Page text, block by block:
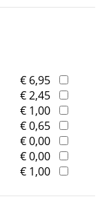
€ 6,95
€ 2,45
€ 1,00
€ 0,65
€ 0,00
€ 0,00
€ 1,00